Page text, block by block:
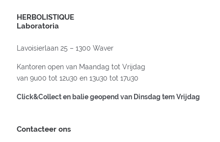
HERBOLISTIQUE
Laboratoria
Lavoisierlaan 25 – 1300 Waver
Kantoren open van Maandag tot Vrijdag
van 9u00 tot 12u30 en 13u30 tot 17u30
Click&Collect en balie geopend van Dinsdag tem Vrijdag
Contacteer ons